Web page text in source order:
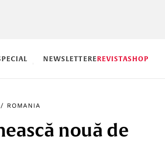
NEWSLETTEREREVISTASHOP
/ ROMANIA
nouă de